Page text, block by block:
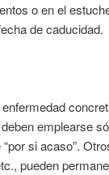
o en el
de caducidad.
emplearse
si acaso”.
pueden